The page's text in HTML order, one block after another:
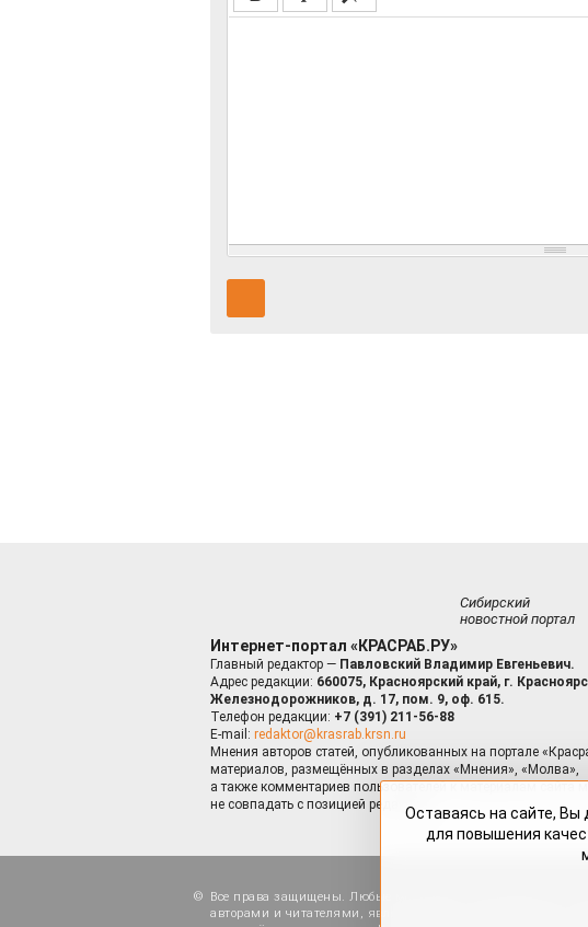
Сибирский
новостной портал
Интернет-портал «КРАСРАБ.РУ»
Главный редактор — Павловский Владимир Евгеньевич.
Адрес редакции: 660075, Красноярский край, г.
Железнодорожников, д. 17, пом. 9, оф. 615.
Телефон редакции: +7 (391) 211-56-88
E-mail: redaktor@krasrab.krsn.ru
Мнения авторов статей, опубликованных на портале
материалов, размещённых в разделах «Мнения», «Молва»,
а также комментариев пользователей к материалам сайта
не совпадать с позицией редакции.
Все права защищены. Любые материалы, размещённые на
авторами и читателями, являются объектами авторского
Оставаясь на сайте, Вы
для повышения